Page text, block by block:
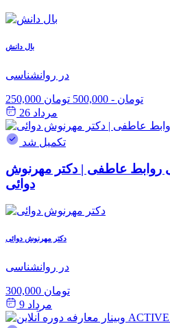
بال دانش
در روانشناسی
250,000 تومان - 500,000 تومان
مرداد 26
تکمیل شد
عاطفی | دکتر مهرنوش
دوائی
دکتر مهرنوش دوائی
در روانشناسی
300,000 تومان
مرداد 9